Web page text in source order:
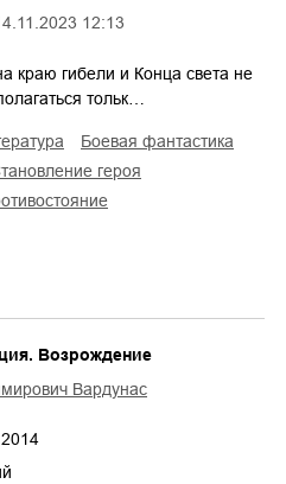
12:13
краю гибели и Конца света не
тольк…
боевая фантастика
становление героя
Возрождение
Вардунас
2014